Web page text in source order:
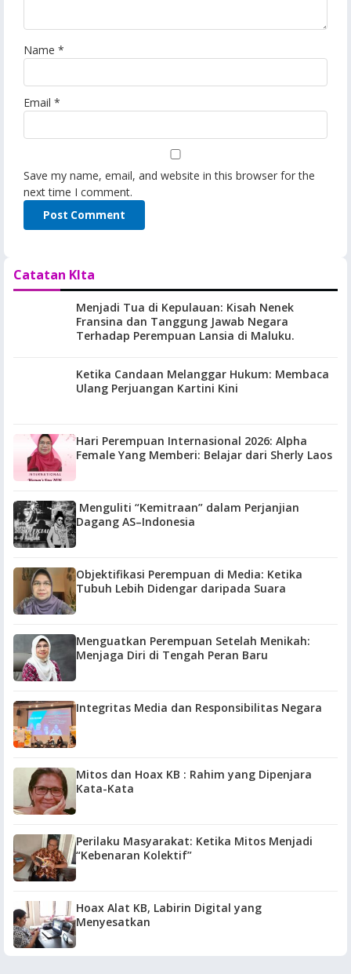
Name *
Email *
Save my name, email, and website in this browser for the
next time I comment.
Catatan KIta
Menjadi Tua di Kepulauan: Kisah Nenek
Fransina dan Tanggung Jawab Negara
Terhadap Perempuan Lansia di Maluku.
Ketika Candaan Melanggar Hukum: Membaca
Ulang Perjuangan Kartini Kini
Hari Perempuan Internasional 2026: Alpha
Female Yang Memberi: Belajar dari Sherly Laos
Menguliti “Kemitraan” dalam Perjanjian
Dagang AS–Indonesia
Objektifikasi Perempuan di Media: Ketika
Tubuh Lebih Didengar daripada Suara
Menguatkan Perempuan Setelah Menikah:
Menjaga Diri di Tengah Peran Baru
Integritas Media dan Responsibilitas Negara
Mitos dan Hoax KB : Rahim yang Dipenjara
Kata-Kata
Perilaku Masyarakat: Ketika Mitos Menjadi
“Kebenaran Kolektif”
Hoax Alat KB, Labirin Digital yang
Menyesatkan